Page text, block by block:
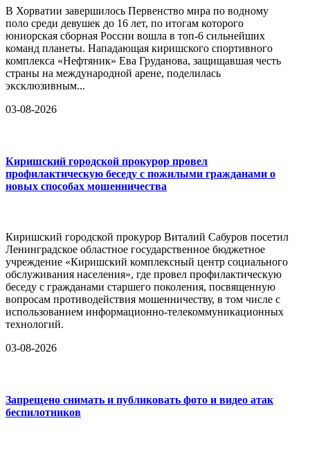
В Хорватии завершилось Первенство мира по водному
поло среди девушек до 16 лет, по итогам которого
юниорская сборная России вошла в топ-6 сильнейших
команд планеты. Нападающая киришского спортивного
комплекса «Нефтяник» Ева Груданова, защищавшая честь
страны на международной арене, поделилась
эксклюзивным...
03-08-2026
Киришский городской прокурор провел
профилактическую беседу с пожилыми гражданами о
новых способах мошенничества
Киришский городской прокурор Виталий Сабуров посетил
Ленинградское областное государственное бюджетное
учреждение «Киришский комплексный центр социального
обслуживания населения», где провел профилактическую
беседу с гражданами старшего поколения, посвященную
вопросам противодействия мошенничеству, в том числе с
использованием информационно-телекоммуникационных
технологий.
03-08-2026
Запрещено снимать и публиковать фото и видео атак
беспилотников